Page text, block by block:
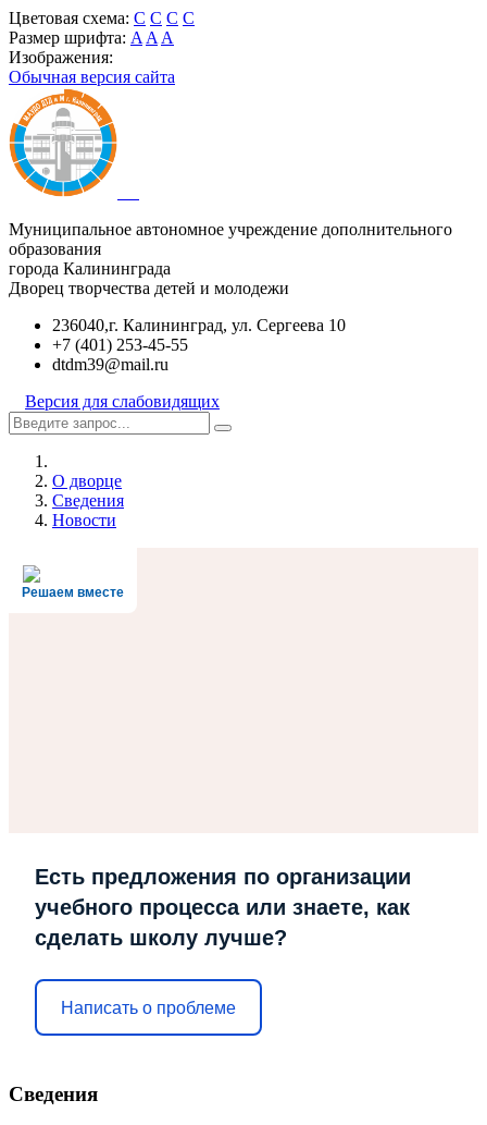
Цветовая схема: C C C C
Размер шрифта: A A A
Изображения:
Обычная версия сайта
Муниципальное автономное учреждение дополнительного
образования
города Калининграда
Дворец творчества детей и молодежи
236040,г. Калининград, ул. Сергеева 10
+7 (401) 253-45-55
dtdm39@mail.ru
Версия для слабовидящих
О дворце
Сведения
Новости
Решаем вместе
Есть предложения по организации
учебного процесса или знаете, как
сделать школу лучше?
Написать о проблеме
Сведения